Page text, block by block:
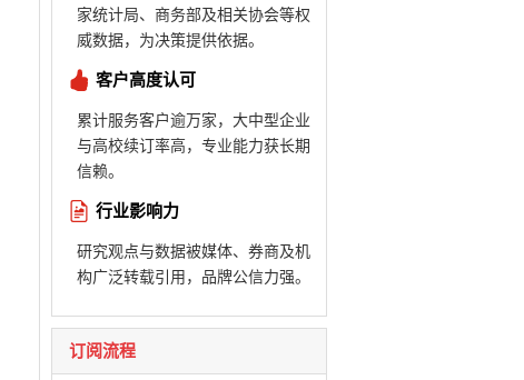
家统计局、商务部及相关协会等权
威数据，为决策提供依据。
客户高度认可
累计服务客户逾万家，大中型企业
与高校续订率高，专业能力获长期
信赖。
行业影响力
研究观点与数据被媒体、券商及机
构广泛转载引用，品牌公信力强。
订阅流程